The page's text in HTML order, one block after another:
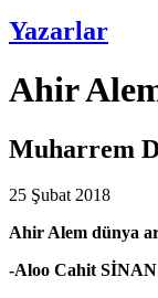
Yazarlar
Ahir
Muharrem
25 Şubat 2018
Ahir Alem dünya
-Aloo Cahit